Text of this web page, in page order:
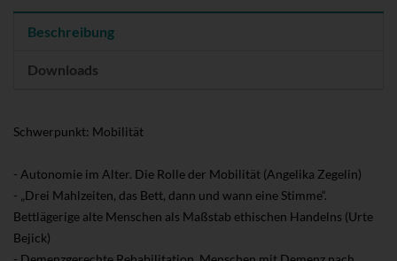
Beschreibung
Downloads
Schwerpunkt: Mobilität
- Autonomie im Alter. Die Rolle der Mobilität (Angelika Zegelin)
- „Drei Mahlzeiten, das Bett, dann und wann eine Stimme“.
Bettlägerige alte Menschen als Maßstab ethischen Handelns (Urte
Bejick)